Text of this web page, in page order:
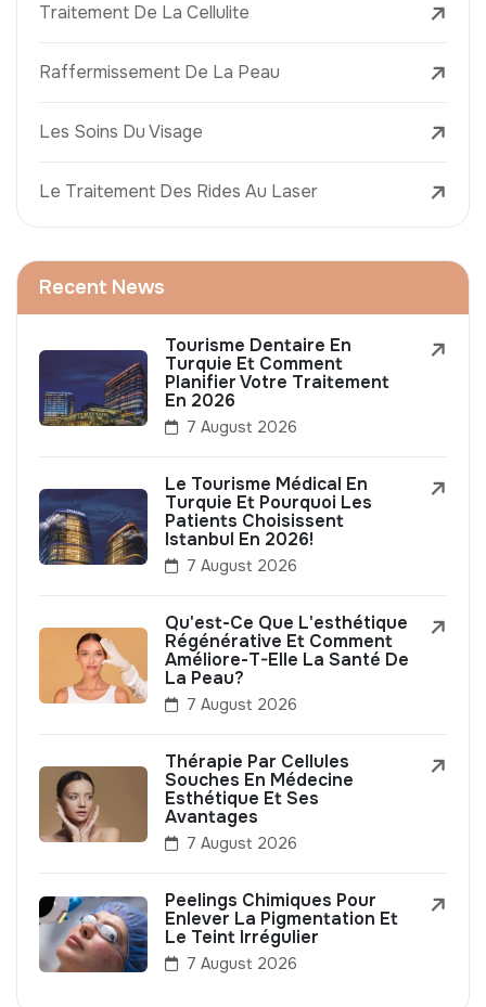
Traitement De La Cellulite
Raffermissement De La Peau
Les Soins Du Visage
Le Traitement Des Rides Au Laser
Recent News
Tourisme Dentaire En
Turquie Et Comment
Planifier Votre Traitement
En 2026
7 August 2026
Le Tourisme Médical En
Turquie Et Pourquoi Les
Patients Choisissent
Istanbul En 2026!
7 August 2026
Qu'est-Ce Que L'esthétique
Régénérative Et Comment
Améliore-T-Elle La Santé De
La Peau?
7 August 2026
Thérapie Par Cellules
Souches En Médecine
Esthétique Et Ses
Avantages
7 August 2026
Peelings Chimiques Pour
Enlever La Pigmentation Et
Le Teint Irrégulier
7 August 2026